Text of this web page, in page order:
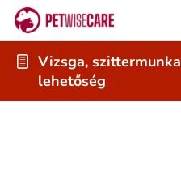
Vizsga, szittermunka
lehetőség